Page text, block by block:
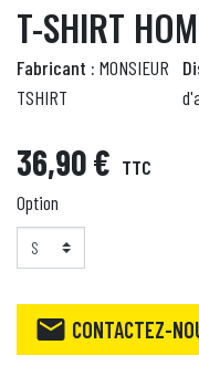
T-SHIRT
Fabricant : MONSIEUR
TSHIRT
36,90 € TTC
Option
 CONTACTEZ-